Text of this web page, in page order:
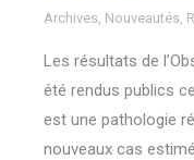
Archives Nouveautés
Les résultats de
été rendus publics
est une pathologie
nouveaux cas